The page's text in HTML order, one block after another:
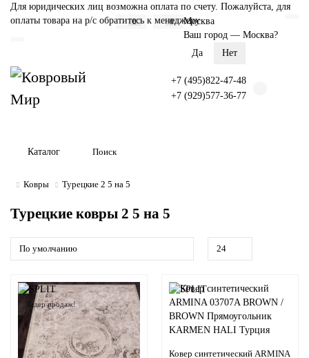
Для юридических лиц возможна оплата по счету. Пожалуйста, для
оплаты товара на р/с обратитесь к менеджеру
0 0
Москва
Ваш город — Москва?
+7 (495)822-47-48
+7 (929)577-36-77
Каталог
Ковры Турецкие 2 5 на 5
Турецкие ковры 2 5 на 5
Лидер продаж!
Ковер синтетический ARMINA